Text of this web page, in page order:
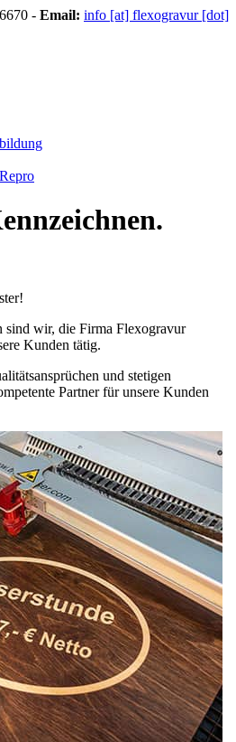
- Email: info [at] flexogravur [dot]
sind wir, die Firma Flexogravur
Kunden tätig.
und stetigen
Partner für unsere Kunden